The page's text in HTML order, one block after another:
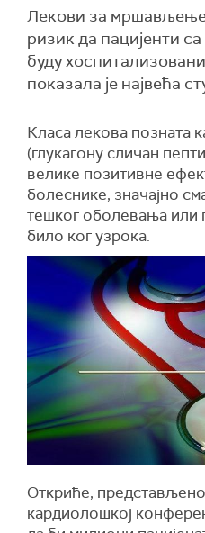
Лекови за
ризик да пацијенти
буду
показала је највећа
Класа лекова позната
(глукагону сличан
велике позитивне
болеснике, значајно
тешког оболевања или
било ког узрока.
Откриће, представљено
кардиолошкој